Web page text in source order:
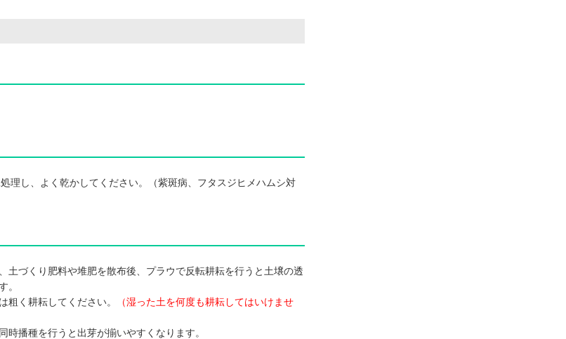
理し、よく乾かしてください。（紫斑病、フタスジヒメハムシ対
づくり肥料や堆肥を散布後、プラウで反転耕耘を行うと土壌の透
。
く耕耘してください。
（湿った土を何度も耕耘してはいけませ
播種を行うと出芽が揃いやすくなります。